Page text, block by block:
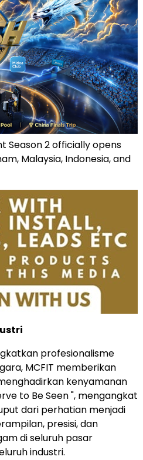
Season 2 officially opens
Malaysia, Indonesia, and
profesionalisme
MCFIT memberikan
kenyamanan
to Be Seen ", mengangkat
dari perhatian menjadi
presisi, dan
di seluruh pasar
industri.